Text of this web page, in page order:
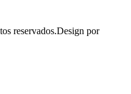
reservados.Design por